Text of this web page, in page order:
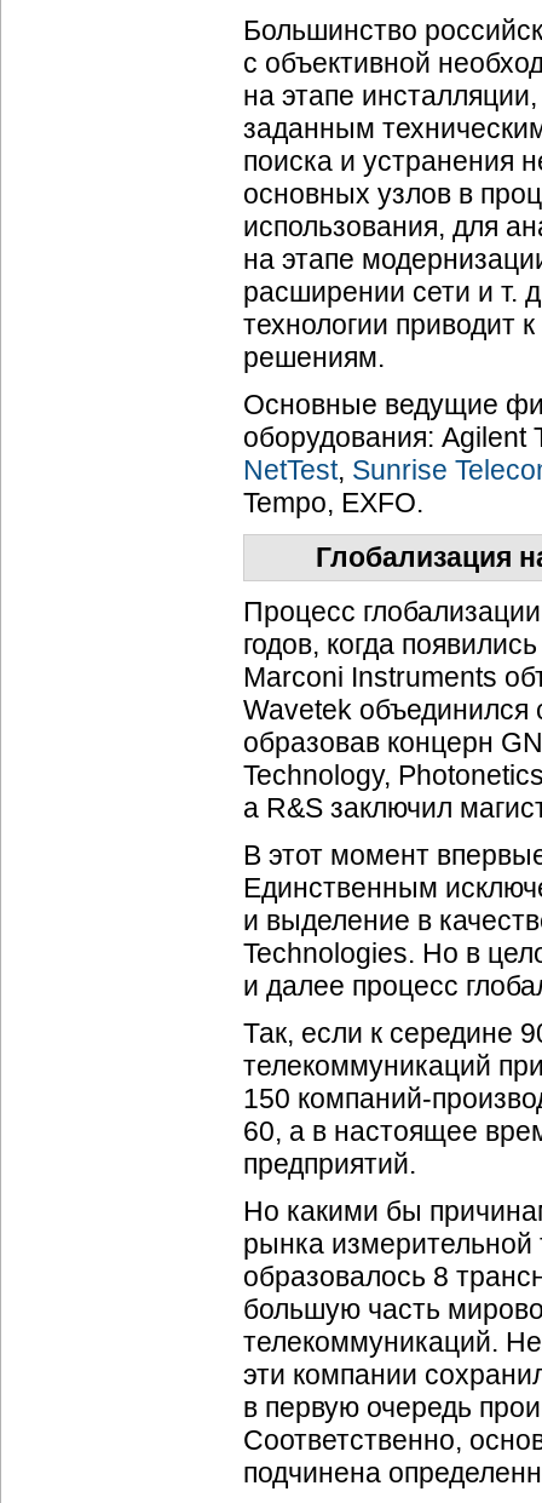
Большинство
с объективной
на этапе
заданным
поиска и устранения
основных узлов в
использования, для
на этапе
расширении сети и т.
технологии приводит
решениям.
Основные ведущие
оборудования: Agilent
NetTest, Sunrise
Tempo, EXFO.
Глобализация
Процесс
годов, когда
Marconi Instruments
Wavetek
образовав концерн
Technology,
а R&S заключил
В этот момент
Единственным
и выделение в
Technologies. Но в
и далее процесс
Так, если к середине
телекоммуникаций
150 компаний-
60, а в настоящее
предприятий.
Но какими бы
рынка измерительной
образовалось 8
большую часть
телекоммуникаций.
эти компании
в первую очередь
Соответственно,
подчинена